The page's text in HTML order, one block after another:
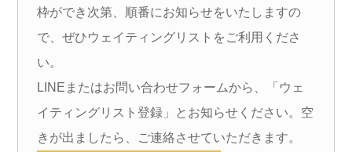
枠ができ次第、順番にお知らせをいたしますの
で、ぜひウェイティングリストをご利用くださ
い。
LINEまたはお問い合わせフォームから、「ウェ
イティングリスト登録」とお知らせください。空
きが出ましたら、ご連絡させていただきます。